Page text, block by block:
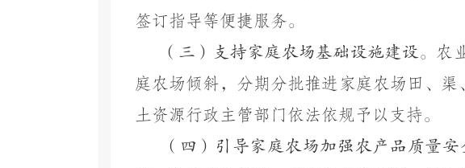
签订指导等便捷服务。
（三）支持家庭农场基础设施建设。 农
庭农场倾斜，分期分批推进家庭农场田、
土资源行政主管部门依法依规予以支持。
（四）引导家庭农场加强农产品质量安